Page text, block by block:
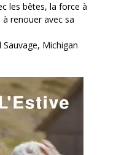
les bêtes, la force à
renouer avec sa
Michigan